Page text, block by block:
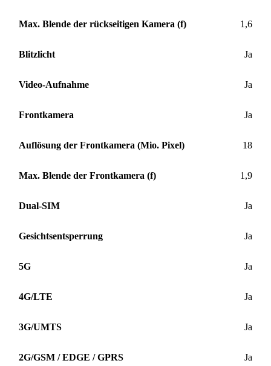
Max. Blende der rückseitigen Kamera (f) 1,6
Blitzlicht Ja
Video-Aufnahme Ja
Frontkamera Ja
Auflösung der Frontkamera (Mio. Pixel) 18
Max. Blende der Frontkamera (f) 1,9
Dual-SIM Ja
Gesichtsentsperrung Ja
5G Ja
4G/LTE Ja
3G/UMTS Ja
2G/GSM / EDGE / GPRS Ja